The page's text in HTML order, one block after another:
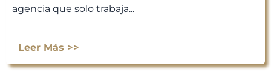
agencia que solo trabaja...
Leer Más >>